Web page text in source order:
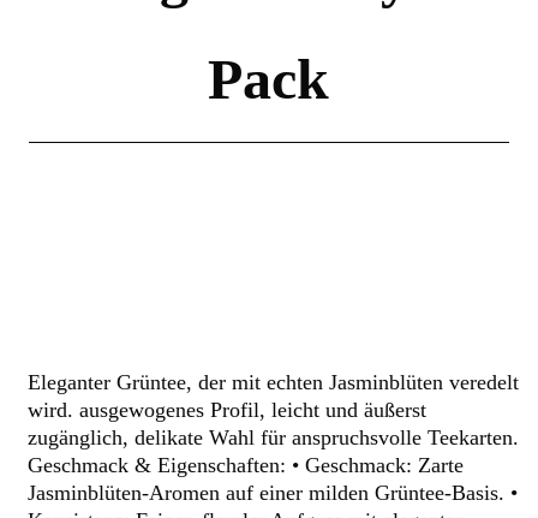
Pack
Eleganter Grüntee, der mit echten Jasminblüten veredelt
wird. ausgewogenes Profil, leicht und äußerst
zugänglich, delikate Wahl für anspruchsvolle Teekarten.
Geschmack & Eigenschaften: • Geschmack: Zarte
Jasminblüten‑Aromen auf einer milden Grüntee‑Basis. •